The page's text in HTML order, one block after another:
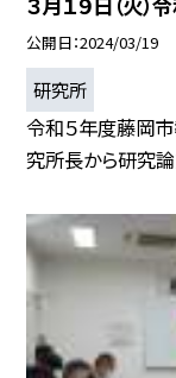
公開日 2024/03/19
研究所
令和５年度藤岡
究所長から研究